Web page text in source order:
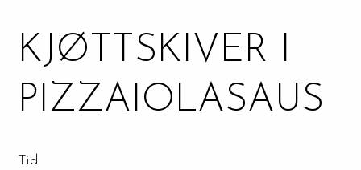
KJØTTSKIVER I
PIZZAIOLASAUS
Tid